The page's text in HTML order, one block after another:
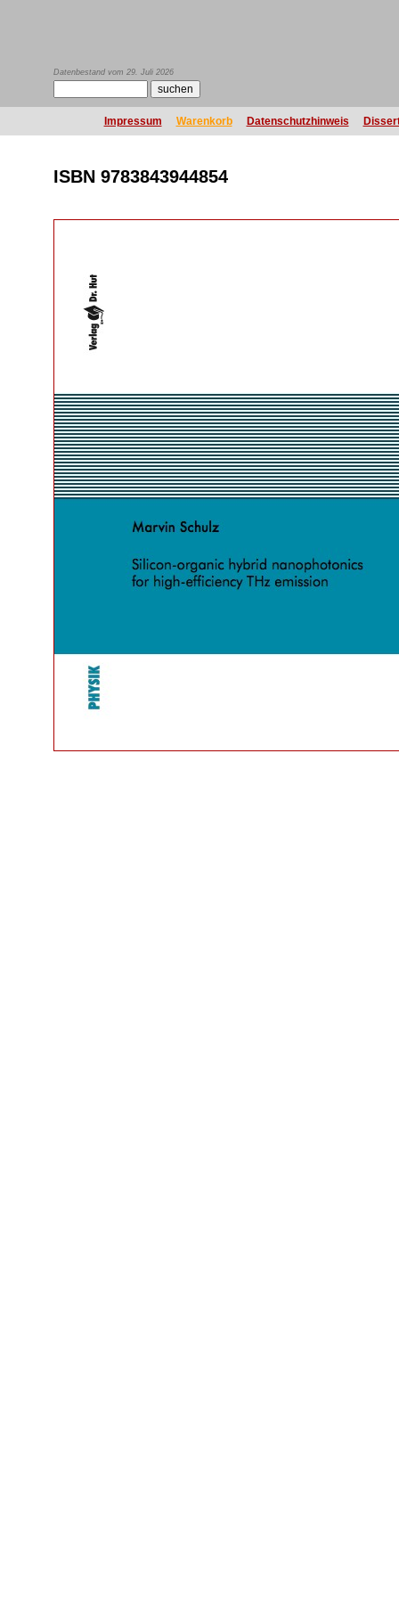
Datenbestand vom 29. Juli 2026
Impressum Warenkorb Datenschutzhinweis
ISBN 9783843944854